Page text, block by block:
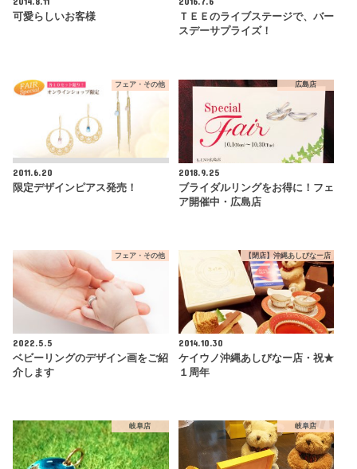
可愛らしいお客様
ＴＥＥのライブステージで、バー
スデーサプライズ！
フェア・その他
2011.6.20
限定デザインピアス発売！
広島店
2018.9.25
ブライダルリングをお得に！フェ
ア開催中・広島店
フェア・その他
2022.5.5
ベビーリングのデザイン画をご紹
介します
【閉店】沖縄あしびなー店
2014.10.30
ケイウノ沖縄あしびなー店・祝★
１周年
岐阜店 岐阜店